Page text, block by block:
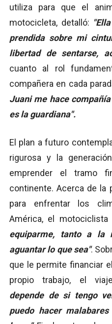
utiliza para que el
motocicleta, detalló:
prendida sobre mi
libertad de sentarse,
cuanto al rol
compañera en cada
Juani me hace
es la guardiana".
El plan a futuro
rigurosa y la
emprender el tramo
continente. Acerca de la
para enfrentar los
América, el motociclista
equiparme, tanto a la
aguantar lo que sea".
que le permite financiar
propio trabajo, el
depende de si tengo
puedo hacer